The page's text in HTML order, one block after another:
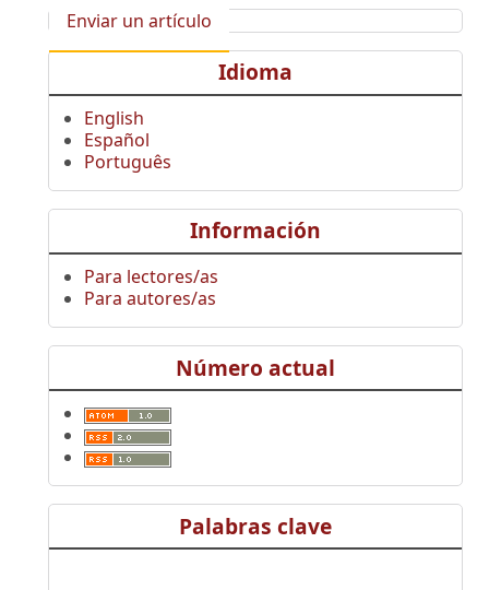
Enviar un artículo
Idioma
English
Español
Português
Información
Para lectores/as
Para autores/as
Número actual
Palabras clave